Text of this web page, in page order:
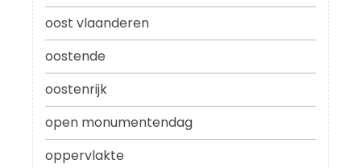
oost vlaanderen
oostende
oostenrijk
open monumentendag
oppervlakte